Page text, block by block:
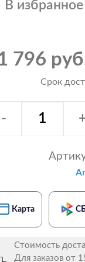
В избранное
796
Срок
-
Карта
Стоимость
Для заказов от